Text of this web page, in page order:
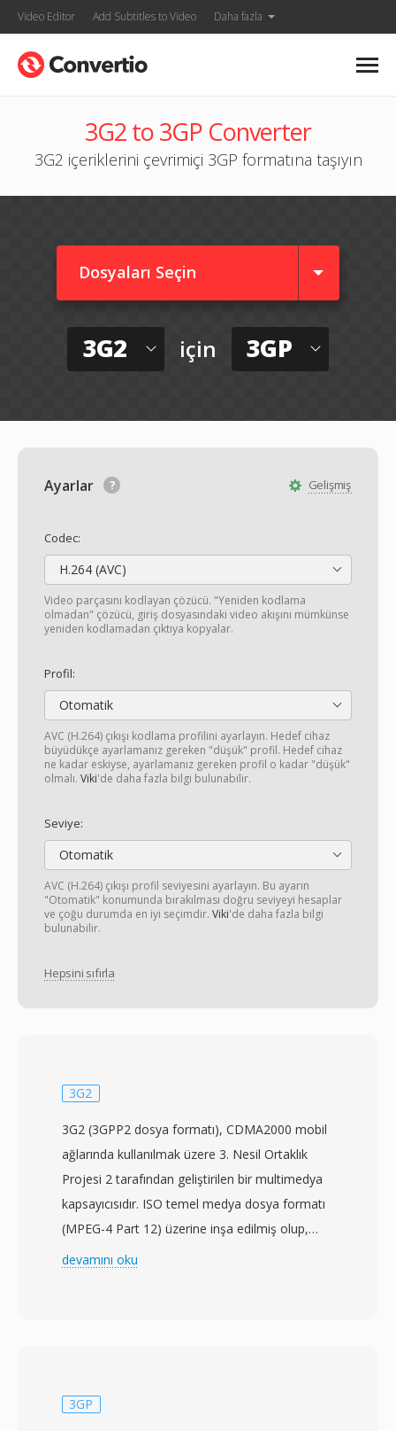
Video Editor Add Subtitles to Video Daha fazla
3G2 to 3GP Converter
3G2 içeriklerini çevrimiçi 3GP formatına taşıyın
Dosyaları Seçin
3G2 için 3GP
Gelişmiş
Ayarlar
Codec:
H.264 (AVC)
Video parçasını kodlayan çözücü. "Yeniden kodlama
olmadan" çözücü, giriş dosyasındaki video akışını mümkünse
yeniden kodlamadan çıktıya kopyalar.
Profil:
Otomatik
AVC (H.264) çıkışı kodlama profilini ayarlayın. Hedef cihaz
büyüdükçe ayarlamanız gereken "düşük" profil. Hedef cihaz
ne kadar eskiyse, ayarlamanız gereken profil o kadar "düşük"
olmalı. Viki'de daha fazla bilgi bulunabilir.
Seviye:
Otomatik
AVC (H.264) çıkışı profil seviyesini ayarlayın. Bu ayarın
"Otomatik" konumunda bırakılması doğru seviyeyi hesaplar
ve çoğu durumda en iyi seçimdir. Viki'de daha fazla bilgi
bulunabilir.
Hepsini sıfırla
3G2
3G2 (3GPP2 dosya formatı), CDMA2000 mobil
ağlarında kullanılmak üzere 3. Nesil Ortaklık
Projesi 2 tarafından geliştirilen bir multimedya
kapsayıcısıdır. ISO temel medya dosya formatı
(MPEG-4 Part 12) üzerine inşa edilmiş olup,
H.263 veya MPEG-4 Visual ile kodlanmış
oynatmayı standartlaştırmıştır. 3G2 dosyaları
devamını oku
3GP